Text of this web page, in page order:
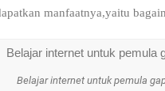
manfaatnya,yaitu
Belajar internet untuk pemula